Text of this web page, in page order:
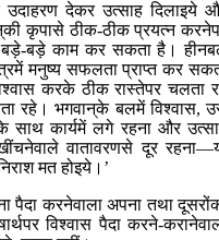
देकर उत्साह दिलाइये
कृपासे ठीक-ठीक प्रयत्न
बड़े काम कर सकता है।
मनुष्य सफलता प्राप्त कर
करके ठीक रास्तेपर चलता
रहे। भगवान‍्के बलमें विश्वास,
साथ कार्यमें लगे रहना और
वातावरणसे दूर
मत होइये।’
पैदा करनेवाला अपना तथा
विश्वास पैदा करने-